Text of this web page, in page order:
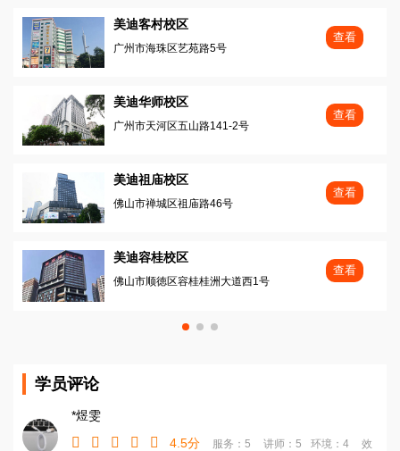
美迪客村校区
广州市海珠区艺苑路5号
查看
美迪华师校区
广州市天河区五山路141-2号
查看
美迪祖庙校区
佛山市禅城区祖庙路46号
查看
美迪容桂校区
佛山市顺徳区容桂桂洲大道西1号
查看
学员评论
*煜雯
4.5分
服务：5 讲师：5 环境：4
效